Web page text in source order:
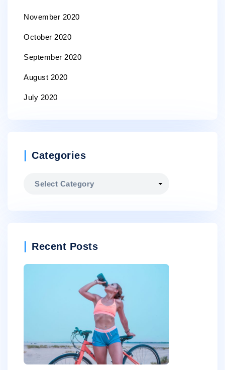
November 2020
October 2020
September 2020
August 2020
July 2020
Categories
Recent Posts